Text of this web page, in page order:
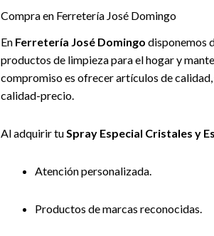
Compra en Ferretería José Domingo
En Ferretería José Domingo disponemos
productos de limpieza para el hogar y
compromiso es ofrecer artículos de
calidad-precio.
Al adquirir tu Spray Especial Cristales y
Atención personalizada.
Productos de marcas reconocidas.